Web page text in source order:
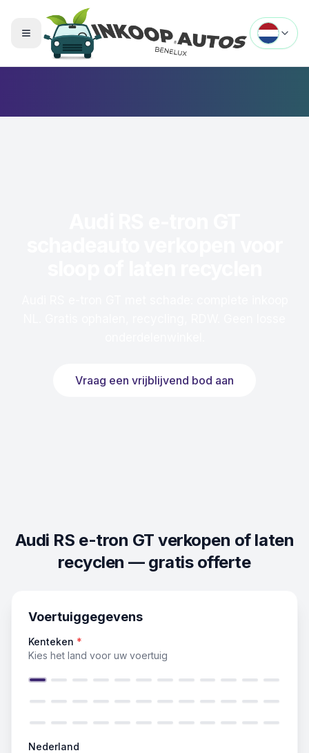
Menu openen
Vraag een vrijblijvend bod aan
Audi RS e-tron GT verkopen of laten
recyclen — gratis offerte
Voertuiggegevens
Kenteken *
Kies het land voor uw voertuig
Nederland